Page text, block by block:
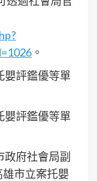
。
嬰評鑑優等單
嬰評鑑優等單
政府社會局副
市立案托嬰